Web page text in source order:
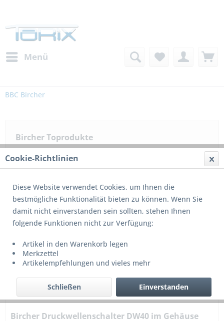
Menü
BBC Bircher
Bircher Toprodukte
1 von2
Bircher Druckwellenschalter DW40 im Gehäuse
Cookie-Richtlinien
Diese Website verwendet Cookies, um Ihnen die
bestmögliche Funktionalität bieten zu können. Wenn Sie
damit nicht einverstanden sein sollten, stehen Ihnen
folgende Funktionen nicht zur Verfügung:
Artikel in den Warenkorb legen
Merkzettel
Artikelempfehlungen und vieles mehr
Einverstanden
Schließen